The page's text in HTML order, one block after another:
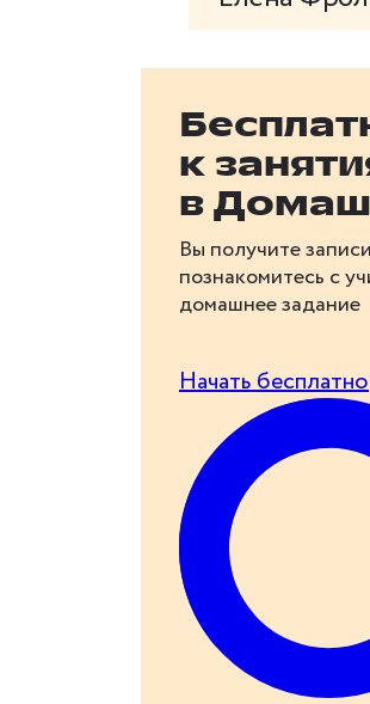
к
в
Вы получите
познакомитесь с
домашнее задание
Начать бесплатно